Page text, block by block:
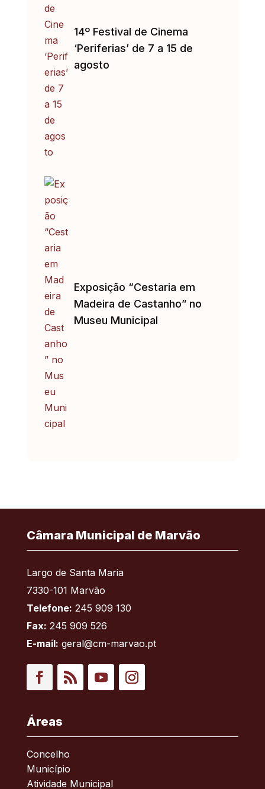
14º Festival de Cinema
‘Periferias’ de 7 a 15 de
agosto
Exposição “Cestaria em
Madeira de Castanho” no
Museu Municipal
Câmara Municipal de Marvão
Largo de Santa Maria
7330-101 Marvão
Telefone: 245 909 130
Fax: 245 909 526
E-mail: geral@cm-marvao.pt
Áreas
Concelho
Município
Atividade Municipal